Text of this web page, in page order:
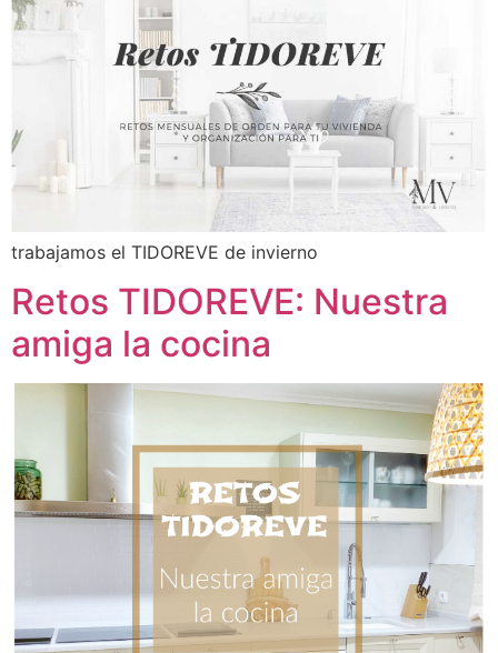
trabajamos el TIDOREVE de invierno
Retos TIDOREVE: Nuestra
amiga la cocina